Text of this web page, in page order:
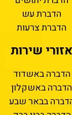
הדברת עש
הדברת צרעות
אזורי שירות
הדברה באשדוד
הדברה באשקלון
בבאר שבע